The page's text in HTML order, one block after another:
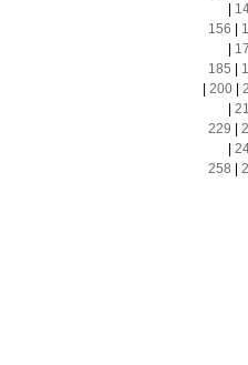
156
185
200|
229
258